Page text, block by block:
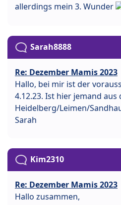
allerdings mein 3. Wunder
Sarah8888
Re: Dezember Mamis 2023
Hallo, bei mir ist der
4.12.23. Ist hier jemand aus
Heidelberg/Leimen/
Sarah
Kim2310
Re: Dezember Mamis 2023
Hallo zusammen,